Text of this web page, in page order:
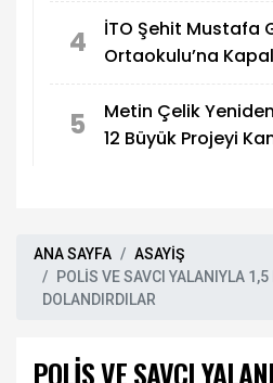
4
İTO Şehit Mustafa
Ortaokulu’na
5
Metin Çelik Yeniden
12 Büyük Projeyi
ANA SAYFA
ASAYİŞ
POLİS VE SAVCI YALANIYLA 1,5
DOLANDIRDILAR
POLİS VE SAVCI